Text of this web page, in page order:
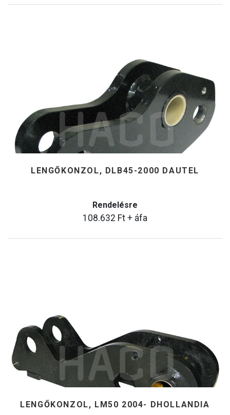
LENGŐKONZOL, DLB45-2000 DAUTEL
Rendelésre
108.632 Ft + áfa
LENGŐKONZOL, LM50 2004- DHOLLANDIA